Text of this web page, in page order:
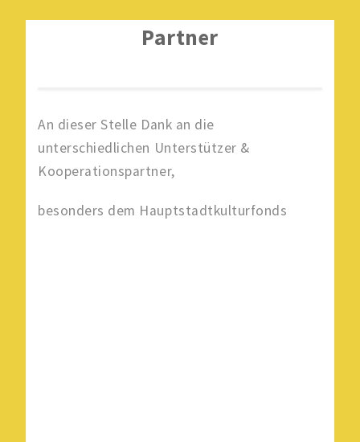
REDAKTIONEN
RADIO 100 ARCHIV
PARTNER
Partner
An dieser Stelle Dank an die
unterschiedlichen Unterstützer &
Kooperationspartner,
besonders dem Hauptstadtkulturfonds